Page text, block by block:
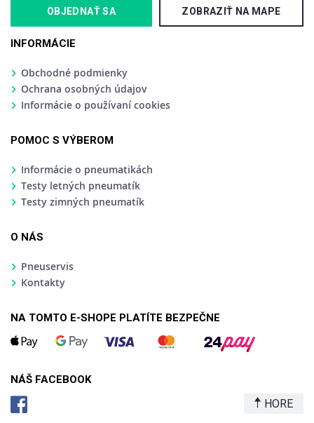
OBJEDNAŤ SA ZOBRAZIŤ NA MAPE
INFORMÁCIE
Obchodné podmienky
Ochrana osobných údajov
Informácie o používaní cookies
POMOC S VÝBEROM
Informácie o pneumatikách
Testy letných pneumatík
Testy zimných pneumatík
O NÁS
Pneuservis
Kontakty
NA TOMTO E-SHOPE PLATÍTE BEZPEČNE
NÁŠ FACEBOOK
HORE